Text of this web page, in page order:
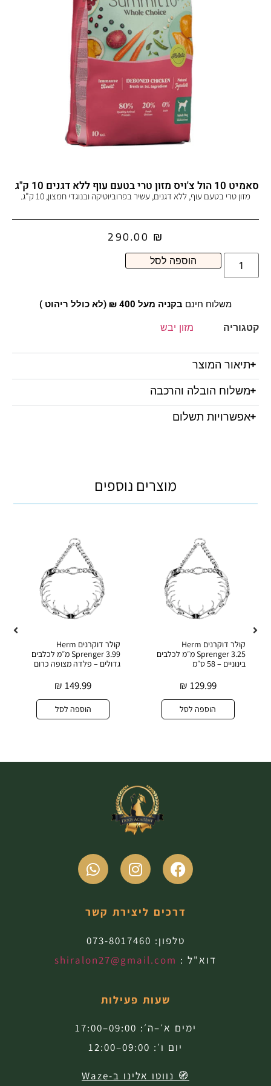
סאמיט 10 הול צ'ויס מזון טרי בטעם עוף ללא דגנים 10 ק"ג
מזון טרי בטעם עוף, ללא דגנים, עשיר בפרוביוטיקה ובנוגדי חמצון, 10 ק"ג.
290.00 ₪
הוספה לסל
משלוח חינם בקניה מעל 400 ₪ (לא כולל ריהוט )
קטגוריה מזון יבש
תיאור המוצר
משלוח הובלה והרכבה
אפשרויות תשלום
מוצרים נוספים
קולר דוקרנים Herm
Sprenger 3.25 מ״מ לכלבים
בינוניים – 58 ס״מ
129.99
₪
הוספה לסל
קולר דוקרנים Herm
Sprenger 3.99 מ״מ לכלבים
גדולים – פלדה מצופה כרום
149.99
₪
הוספה לסל
דרכים ליצירת קשר
טלפון: 073-8017460
דוא"ל : shiralon27@gmail.com
שעות פעילות
ימים א׳–ה׳: 09:00–17:00
יום ו׳: 09:00–12:00
🧭 נווטו אלינו ב-Waze